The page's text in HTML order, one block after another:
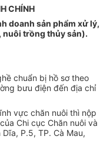
CHÍNH
doanh sản phẩm xử lý,
trồng thủy sản).
chuẩn bị hồ sơ theo
bưu điện đến địa chỉ
vực chăn nuôi thì nộp
Chi cục Chăn nuôi và
P.5, TP. Cà Mau,